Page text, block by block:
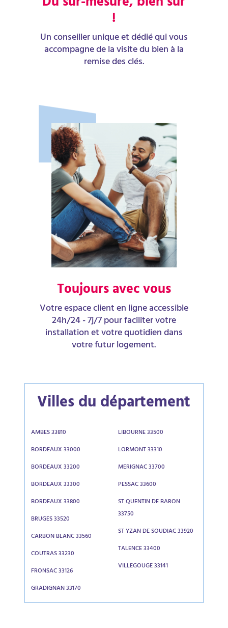
!
Un conseiller unique et dédié qui vous
accompagne de la visite du bien à la
remise des clés.
Toujours avec vous
Votre espace client en ligne accessible
24h/24 - 7j/7 pour faciliter votre
installation et votre quotidien dans
votre futur logement.
Villes du département
AMBES 33810
BORDEAUX 33000
BORDEAUX 33200
BORDEAUX 33300
BORDEAUX 33800
BRUGES 33520
CARBON BLANC 33560
COUTRAS 33230
FRONSAC 33126
GRADIGNAN 33170
LIBOURNE 33500
LORMONT 33310
MERIGNAC 33700
PESSAC 33600
ST QUENTIN DE BARON
33750
ST YZAN DE SOUDIAC 33920
TALENCE 33400
VILLEGOUGE 33141